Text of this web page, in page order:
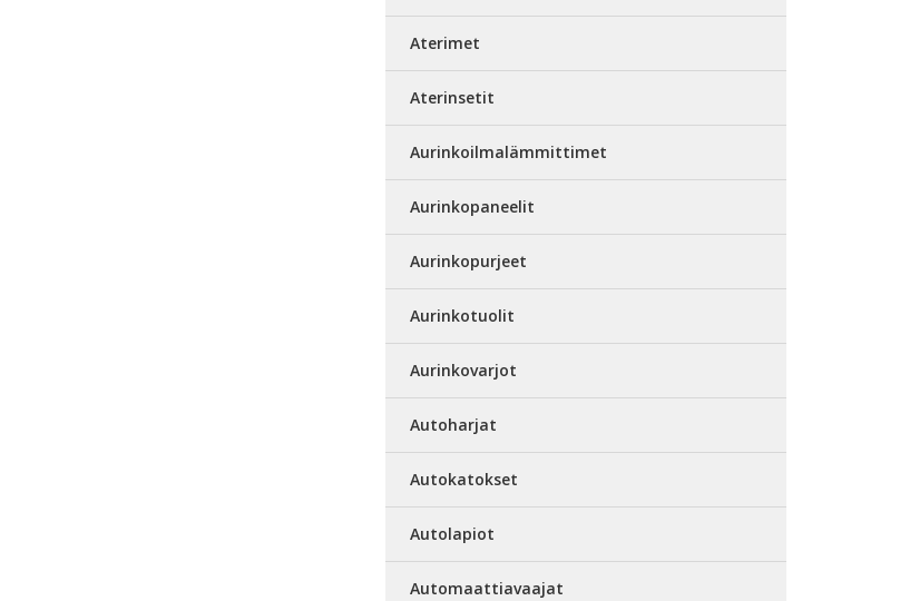
Aterimet
Aterinsetit
Aurinkoilmalämmittimet
Aurinkopaneelit
Aurinkopurjeet
Aurinkotuolit
Aurinkovarjot
Autoharjat
Autokatokset
Autolapiot
Automaattiavaajat